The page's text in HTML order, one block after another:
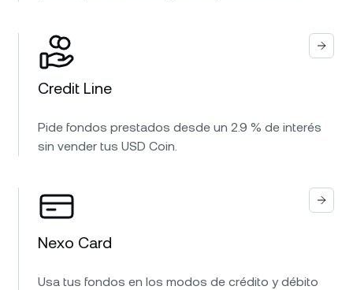
Credit Line
Pide fondos prestados desde un 2.9 % de interés
sin vender tus USD Coin.
Nexo Card
Usa tus fondos en los modos de crédito y débito